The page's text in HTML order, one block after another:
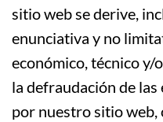
sitio web se derive,
enunciativa y no
económico, técnico y/
la defraudación de
por nuestro sitio web,